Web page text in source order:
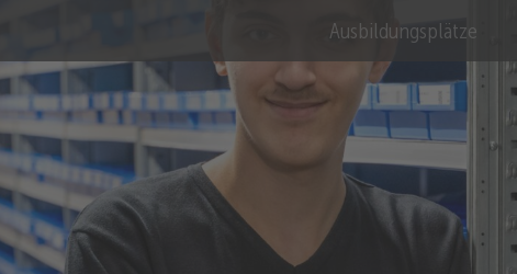
Ausbildungsplätze